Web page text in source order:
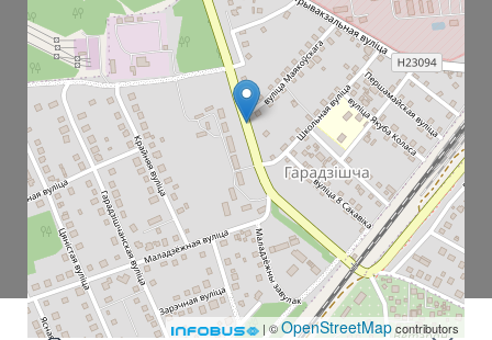
| ©OpenStreetMapcontributors